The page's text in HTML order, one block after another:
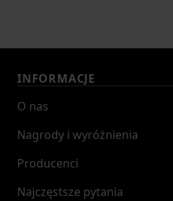
INFORMACJE
O nas
Nagrody i wyróżnienia
Producenci
Najczęstsze pytania